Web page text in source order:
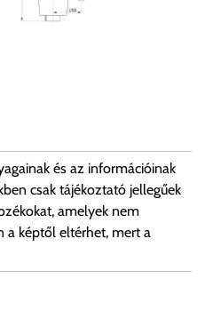
és az információinak
csak tájékoztató jellegűek
amelyek nem
a képtől eltérhet, mert a